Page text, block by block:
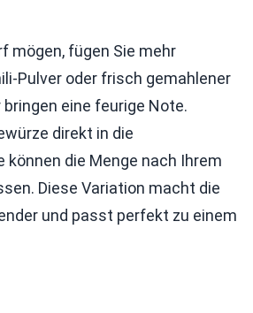
mögen, fügen Sie mehr
Pulver oder frisch gemahlener
eine feurige Note.
direkt in die
können die Menge nach Ihrem
Diese Variation macht die
und passt perfekt zu einem